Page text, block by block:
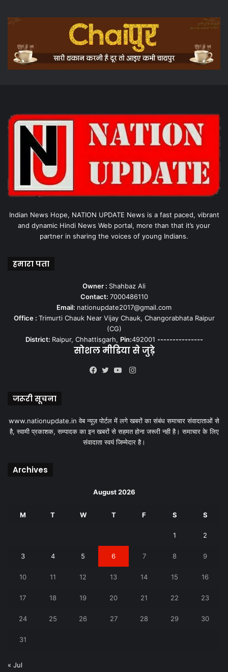
Indian News Hope, NATION UPDATE News is a fast paced, vibrant
and dynamic Hindi News Web portal, more than that it’s your
partner in sharing the voices of young Indians.
हमारा पता
Owner : Shahbaz Ali
Contact: 7000486110
Email: nationupdate2017@gmail.com
Office : Trimurti Chauk Near Vijay Chauk, Changorabhata Raipur
(CG)
District: Raipur, Chhattisgarh, Pin:492001 ---------------
सोशल मीडिया से जुड़े
Instagram
जरूरी सूचना
www.nationupdate.in वेब न्यूज़ पोर्टल में लगे खबरों का संबंध समाचार संवादाताओं से
है, स्वामी प्रकाशक, सम्पादक का इन खबरों से सहमत होना जरूरी नही है। समाचार के लिए
संवादाता स्वयं जिम्मेदार है।
Archives
August 2026
M T W T F S S
1 2
3 4 5 6 7 8 9
10 11 12 13 14 15 16
17 18 19 20 21 22 23
24 25 26 27 28 29 30
31
« Jul